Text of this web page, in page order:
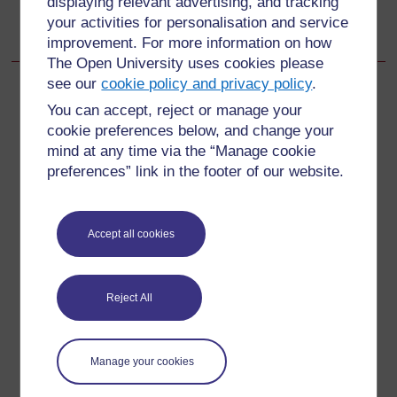
your activities for personalisation and service
improvement. For more information on how
The Open University uses cookies please
see ourcookie policy and privacy policy.
You can accept, reject or manage your
cookie preferences below, and change your
mind at any time via the “Manage cookie
preferences” link in the footer of our website.
Accept all cookies
Reject All
Manage your cookies
References
For further information, take a look at our frequently asked
questions which may give you the support you need.
If you have any concerns about anything on this site
please get in contact with us here.
Report a concern